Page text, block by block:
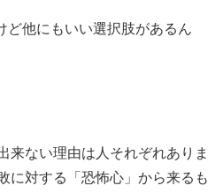
ど他にもいい選択肢があるん
来ない理由は人それぞれありま
に対する「恐怖心」から来るも